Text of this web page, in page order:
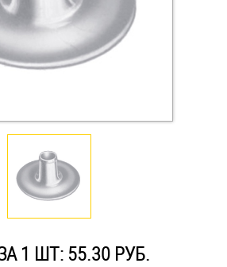
метрической резьбой
для яхт
1 ШТ: 55.30 РУБ.